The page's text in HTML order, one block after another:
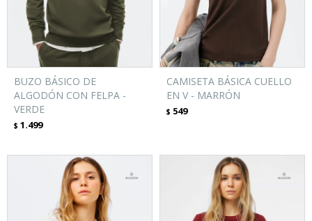
BUZO BÁSICO DE
ALGODÓN CON FELPA -
VERDE
$ 1.499
CAMISETA BÁSICA CUELLO
EN V - MARRÓN
$ 549